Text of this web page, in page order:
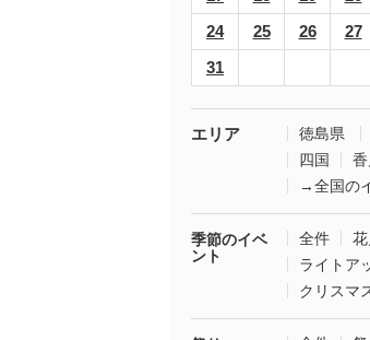
24
25 26 27
31
エリア 徳島県
四国
→全国の
季節のイベ
ント
全件
ライトア
クリスマ